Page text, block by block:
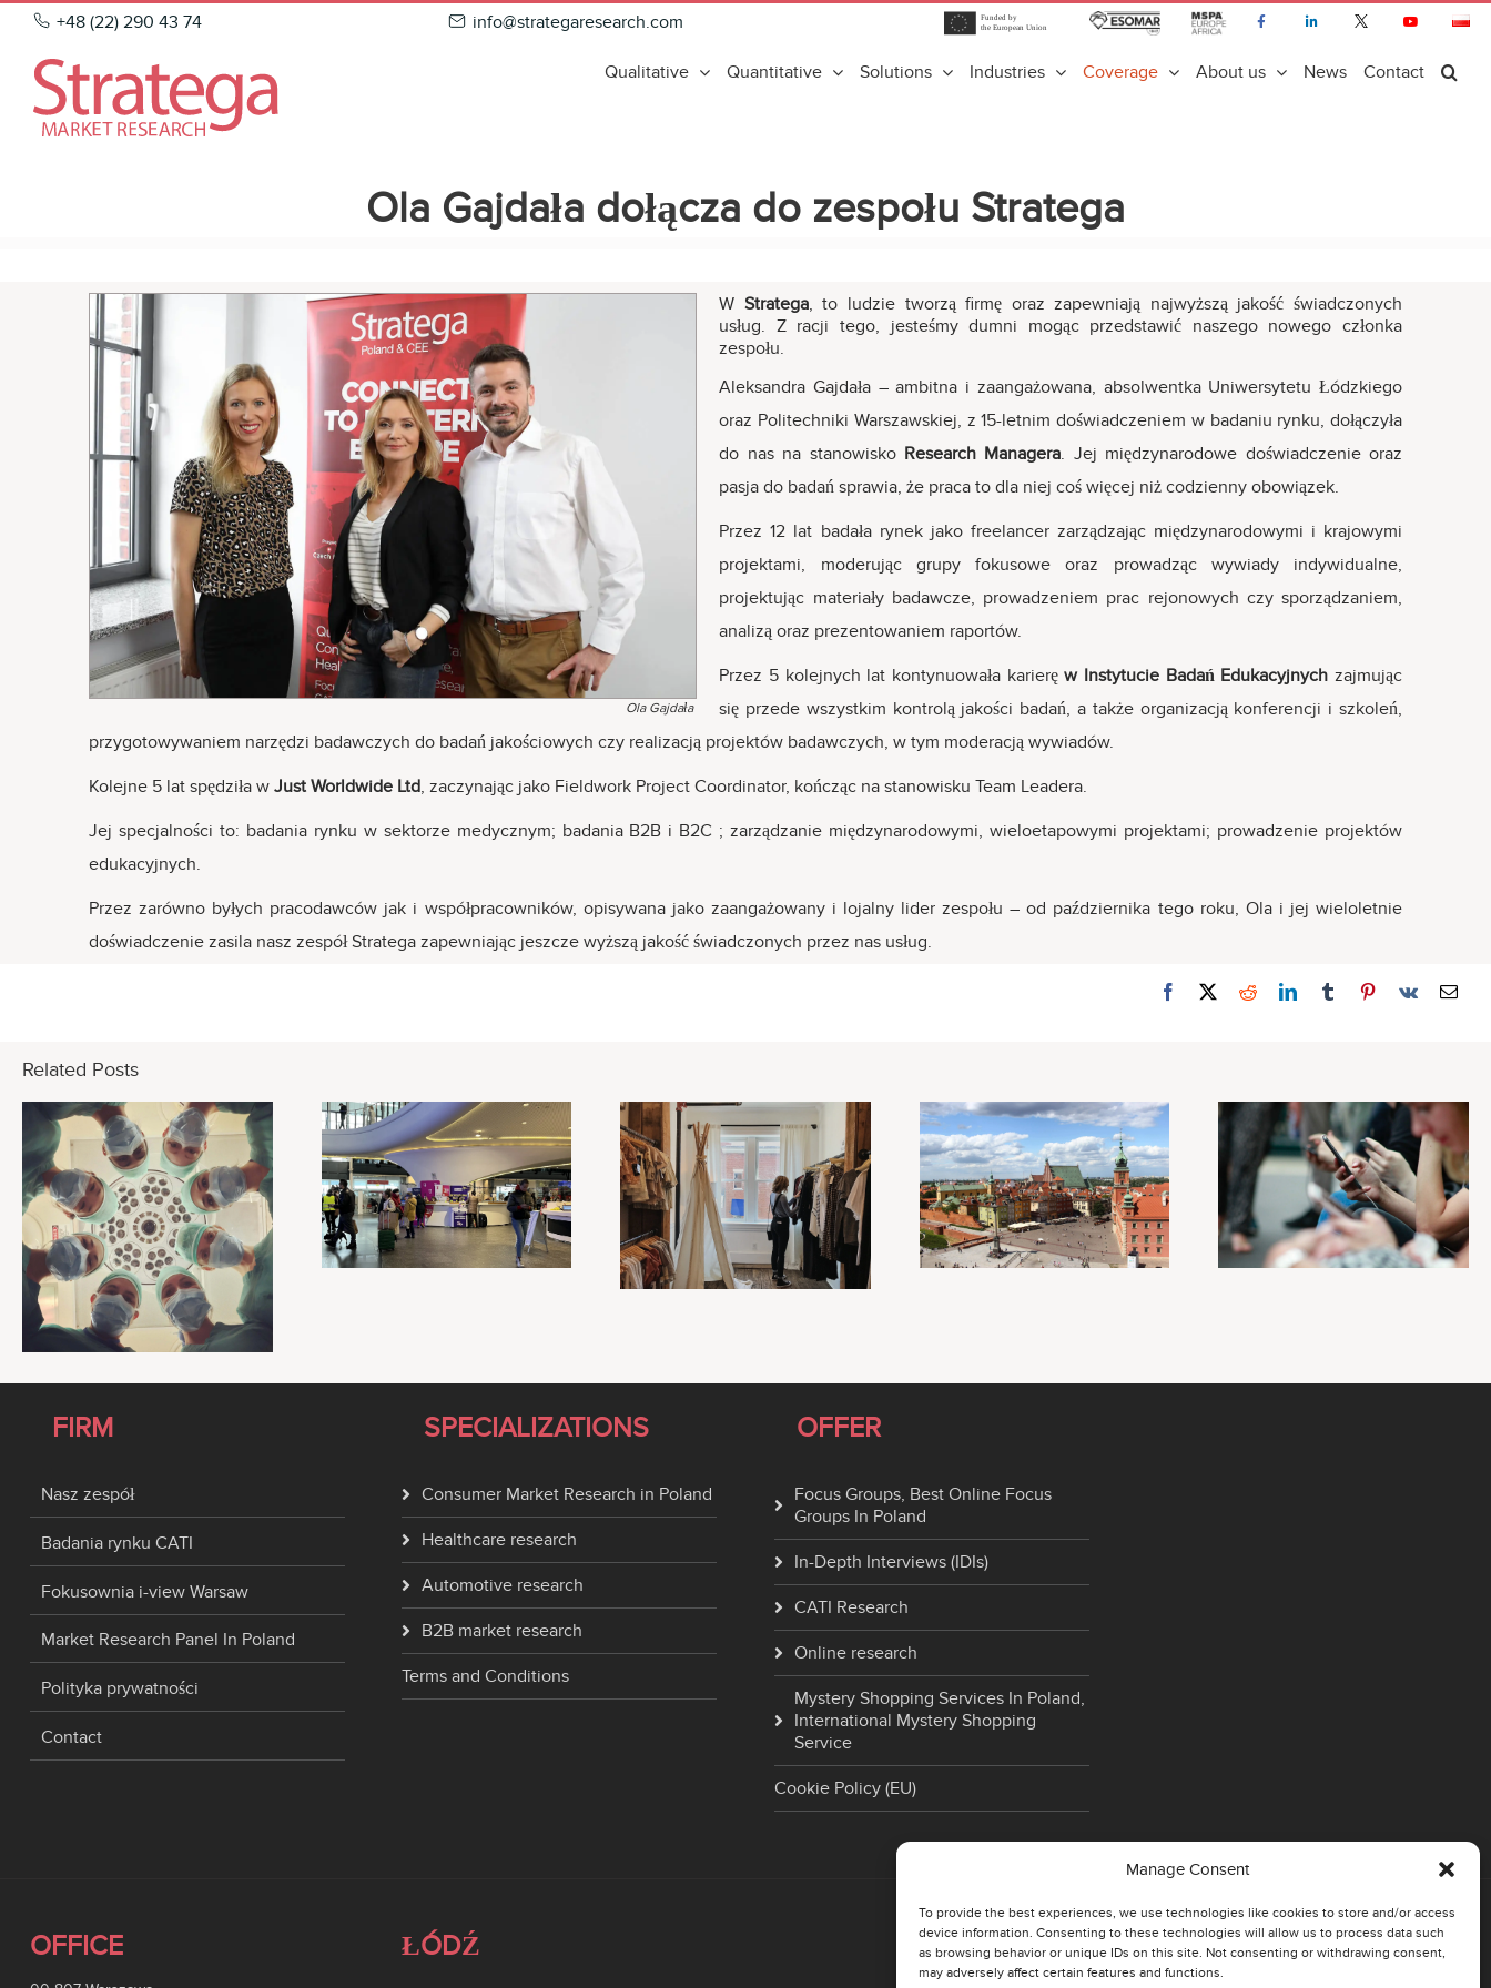
Manage Consent
To provide the best experiences, we use technologies like cookies to store and/or access
device information. Consenting to these technologies will allow us to process data such
as browsing behavior or unique IDs on this site. Not consenting or withdrawing consent,
may adversely affect certain features and functions.
Skip
content
+48 (22) 290 43 74 info@strategaresearch.com
Qualitative Quantitative Solutions Industries Coverage About us News Contact
Ola Gajdała dołącza do zespołu Stratega
Ola Gajdała
W Stratega, to ludzie tworzą firmę oraz zapewniają najwyższą jakość świadczonych
usług. Z racji tego, jesteśmy dumni mogąc przedstawić naszego nowego członka
zespołu.
Aleksandra Gajdała – ambitna i zaangażowana, absolwentka Uniwersytetu Łódzkiego
oraz Politechniki Warszawskiej, z 15-letnim doświadczeniem w badaniu rynku, dołączyła
do nas na stanowisko Research Managera. Jej międzynarodowe doświadczenie oraz
pasja do badań sprawia, że praca to dla niej coś więcej niż codzienny obowiązek.
Przez 12 lat badała rynek jako freelancer zarządzając międzynarodowymi i krajowymi
projektami, moderując grupy fokusowe oraz prowadząc wywiady indywidualne,
projektując materiały badawcze, prowadzeniem prac rejonowych czy sporządzaniem,
analizą oraz prezentowaniem raportów.
Przez 5 kolejnych lat kontynuowała karieręw Instytucie Badań Edukacyjnych zajmując
się przede wszystkim kontrolą jakości badań, a także organizacją konferencji i szkoleń,
przygotowywaniem narzędzi badawczych do badań jakościowych czy realizacją projektów badawczych, w tym moderacją wywiadów.
Kolejne 5 lat spędziła w Just Worldwide Ltd, zaczynając jako Fieldwork Project Coordinator, kończąc na stanowisku Team Leadera.
Jej specjalności to: badania rynku w sektorze medycznym; badania B2B i B2C ; zarządzanie międzynarodowymi, wieloetapowymi projektami; prowadzenie projektów
edukacyjnych.
Przez zarówno byłych pracodawców jak i współpracowników, opisywana jako zaangażowany i lojalny lider zespołu – od października tego roku, Ola i jej wieloletnie
doświadczenie zasila nasz zespół Stratega zapewniając jeszcze wyższą jakość świadczonych przez nas usług.
Related Posts
FIRM
Nasz zespół
Badania rynku CATI
Fokusownia i-view Warsaw
Market Research Panel In Poland
Polityka prywatności
Contact
SPECIALIZATIONS
Consumer Market Research in Poland
Healthcare research
Automotive research
B2B market research
Terms and Conditions
OFFER
Focus Groups, Best Online Focus
Groups In Poland
In-Depth Interviews (IDIs)
CATI Research
Online research
Mystery Shopping Services In Poland,
International Mystery Shopping
Service
Cookie Policy (EU)
OFFICE ŁÓDŹ